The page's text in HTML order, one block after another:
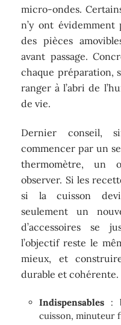
micro-ondes.
n’y ont
des pièces
avant passage.
chaque préparation,
ranger à l’abri de
de vie.
Dernier conseil,
commencer par un
thermomètre, un
observer. Si les
si la cuisson
seulement un
d’accessoires se
l’objectif reste le
mieux, et
durable et cohérente.
Indispensables :
cuisson, minuteur